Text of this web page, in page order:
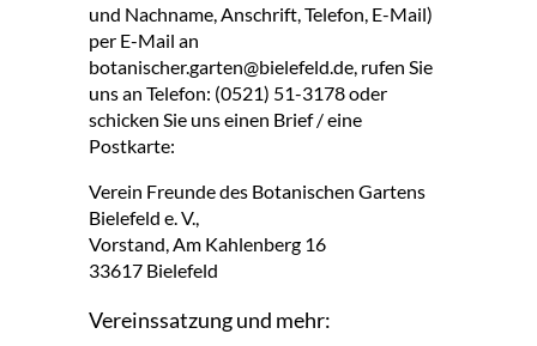
und Nachname, Anschrift, Telefon, E-Mail)
per E-Mail an
botanischer.garten@bielefeld.de, rufen Sie
uns an Telefon: (0521) 51-3178 oder
schicken Sie uns einen Brief / eine
Postkarte:
Verein Freunde des Botanischen Gartens
Bielefeld e. V.,
Vorstand, Am Kahlenberg 16
33617 Bielefeld
Vereinssatzung und mehr: